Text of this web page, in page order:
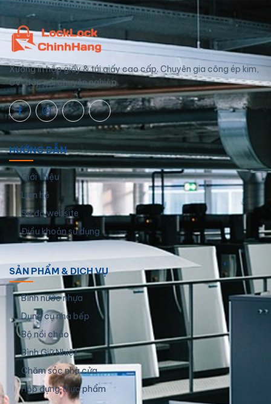
Xưởng in hộp giấy & túi giấy cao cấp. Chuyên gia công ép kim,
UV, dập nổi chuyên nghiệp.
HƯỚNG DẪN
Giới thiệu
Liên hệ
Sơ đồ website
Điều khoản sử dụng
SẢN PHẨM & DỊCH VỤ
Bình nước nhựa
Dụng cụ nhà bếp
Bộ nồi chảo
Bình Giữ Nhiệt
Chăm sóc nhà cửa
Hộp đựng thực phẩm